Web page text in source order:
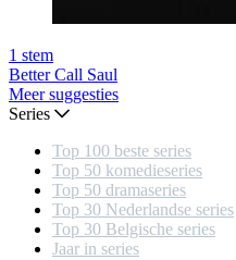
1 stem
Better Call Saul
Meer suggesties
Series
Top 100 beste series
Top 50 komedieseries
Top 50 dramaseries
Top 30 Nederlandse series
Top 30 Belgische series
Jaar in series